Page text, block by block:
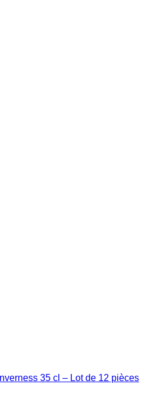
35 cl – Lot de 12 pièces